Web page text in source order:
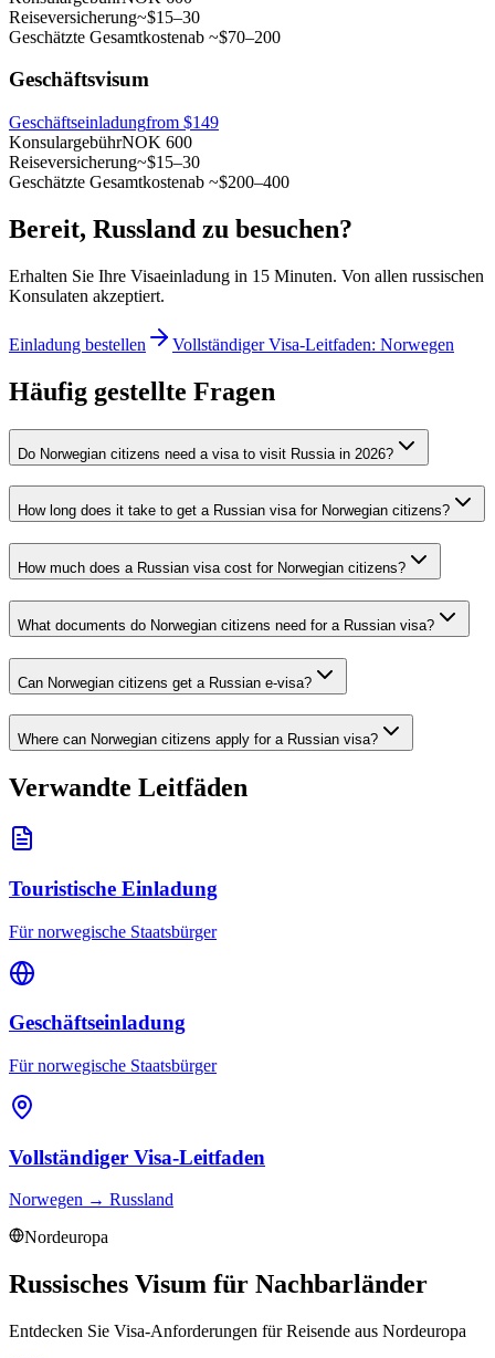
Reiseversicherung~$15–30
Geschätzte Gesamtkostenab ~$70–200
Geschäftsvisum
Geschäftseinladungfrom $149
KonsulargebührNOK 600
Reiseversicherung~$15–30
Geschätzte Gesamtkostenab ~$200–400
Bereit, Russland zu besuchen?
Erhalten Sie Ihre Visaeinladung in 15 Minuten. Von allen russischen
Konsulaten akzeptiert.
Einladung bestellen Vollständiger Visa-Leitfaden: Norwegen
Häufig gestellte Fragen
Do Norwegian citizens need a visa to visit Russia in 2026?
How long does it take to get a Russian visa for Norwegian citizens?
How much does a Russian visa cost for Norwegian citizens?
What documents do Norwegian citizens need for a Russian visa?
Can Norwegian citizens get a Russian e-visa?
Where can Norwegian citizens apply for a Russian visa?
Verwandte Leitfäden
Touristische Einladung
Für norwegische Staatsbürger
Geschäftseinladung
Für norwegische Staatsbürger
Vollständiger Visa-Leitfaden
Norwegen → Russland
Nordeuropa
Russisches Visum für Nachbarländer
Entdecken Sie Visa-Anforderungen für Reisende aus Nordeuropa